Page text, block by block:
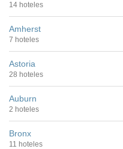
14 hoteles
Amherst
7 hoteles
Astoria
28 hoteles
Auburn
2 hoteles
Bronx
11 hoteles